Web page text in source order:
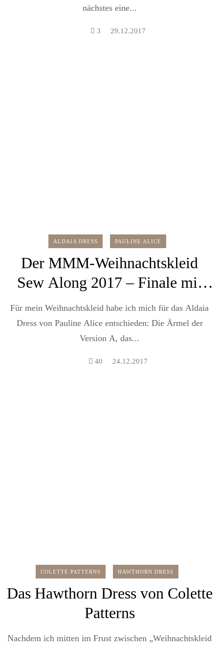
nächstes eine...
3 29.12.2017
ALDAIA DRESS PAULINE ALICE
Der MMM-Weihnachtskleid
Sew Along 2017 – Finale mit
dem Aldaia Dress
Für mein Weihnachtskleid habe ich mich für das Aldaia
Dress von Pauline Alice entschieden: Die Ärmel der
Version A, das...
40 24.12.2017
COLETTE PATTERNS HAWTHORN DRESS
Das Hawthorn Dress von Colette
Patterns
Nachdem ich mitten im Frust zwischen „Weihnachtskleid